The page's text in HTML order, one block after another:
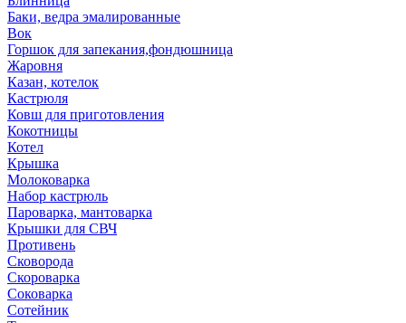
Баки, ведра эмалированные
Вок
Горшок для запекания,фондюшница
Жаровня
Казан, котелок
Кастрюля
Ковш для приготовления
Кокотницы
Котел
Крышка
Молоковарка
Набор кастрюль
Пароварка, мантоварка
Крышки для СВЧ
Противень
Сковорода
Скороварка
Соковарка
Сотейник